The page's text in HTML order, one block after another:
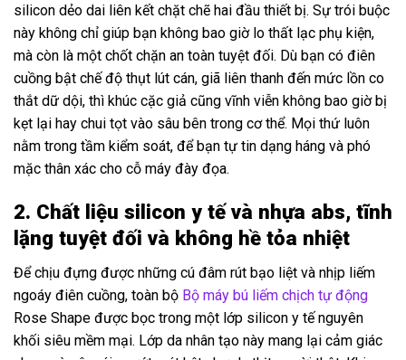
silicon dẻo dai liên kết chặt chẽ hai đầu thiết bị. Sự trói buộc
này không chỉ giúp bạn không bao giờ lo thất lạc phụ kiện,
mà còn là một chốt chặn an toàn tuyệt đối. Dù bạn có điên
cuồng bật chế độ thụt lút cán, giã liên thanh đến mức lồn co
thắt dữ dội, thì khúc cặc giả cũng vĩnh viễn không bao giờ bị
kẹt lại hay chui tọt vào sâu bên trong cơ thể. Mọi thứ luôn
nằm trong tầm kiểm soát, để bạn tự tin dạng háng và phó
mặc thân xác cho cỗ máy đày đọa.
2. Chất liệu silicon y tế và nhựa abs, tĩnh
lặng tuyệt đối và không hề tỏa nhiệt
Để chịu đựng được những cú đâm rút bạo liệt và nhịp liếm
ngoáy điên cuồng, toàn bộ Bộ máy bú liếm chịch tự động
Rose Shape được bọc trong một lớp silicon y tế nguyên
khối siêu mềm mại. Lớp da nhân tạo này mang lại cảm giác